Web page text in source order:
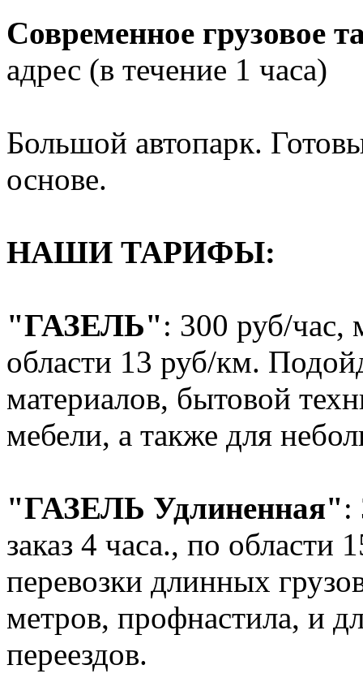
Современное грузовое
адрес (в течение 1 часа)
Большой автопарк.
основе.
НАШИ ТАРИФЫ:
"ГАЗЕЛЬ": 300 руб/час,
области 13 руб/км.
материалов, бытовой
мебели, а также для
"ГАЗЕЛЬ Удлиненная":
заказ 4 часа., по
перевозки длинных
метров, профнастила, и
переездов.